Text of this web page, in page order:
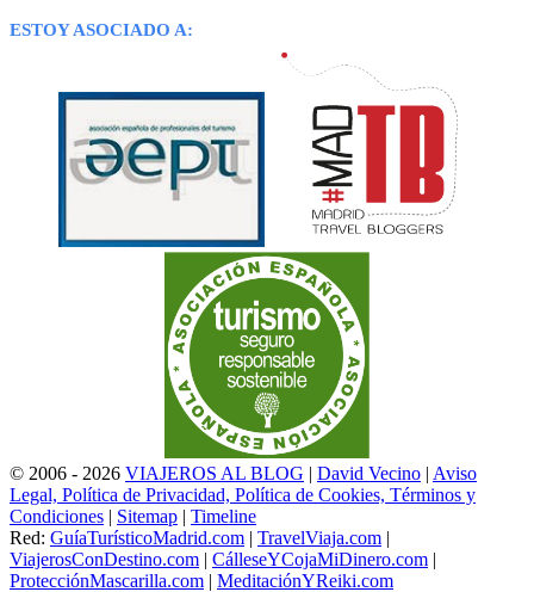
ESTOY ASOCIADO A:
© 2006 - 2026 VIAJEROS AL BLOG | David Vecino | Aviso
Legal, Política de Privacidad, Política de Cookies, Términos y
Condiciones | Sitemap | Timeline
Red: GuíaTurísticoMadrid.com | TravelViaja.com |
ViajerosConDestino.com | CálleseYCojaMiDinero.com |
ProtecciónMascarilla.com | MeditaciónYReiki.com